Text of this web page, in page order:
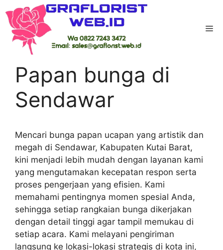
to
content
Home -Kab Kutai Barat
Sendawar
Papan bunga di
Sendawar
Mencari bunga papan ucapan yang artistik dan
megah di Sendawar, Kabupaten Kutai Barat,
kini menjadi lebih mudah dengan layanan kami
yang mengutamakan kecepatan respon serta
proses pengerjaan yang efisien. Kami
memahami pentingnya momen spesial Anda,
sehingga setiap rangkaian bunga dikerjakan
dengan detail tinggi agar tampil memukau di
setiap acara. Kami melayani pengiriman
langsung ke lokasi-lokasi strategis di kota ini,